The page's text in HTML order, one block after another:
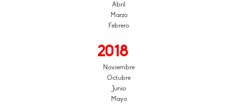
Abril
Marzo
Febrero
2018
Noviembre
Octubre
Junio
Mayo